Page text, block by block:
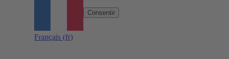
Français (fr)
Consentir